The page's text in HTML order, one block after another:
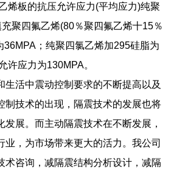
烯板的抗压允许应力(平均应力)纯聚
聚四氟乙烯(80％聚四氟乙烯十15％
36MPA；纯聚四氯乙烯加295硅脂为
许应力为130MPA。
生活中震动控制要求的不断提高以及
制技术的出现，隔震技术的发展也将
发展。而主动隔震技术在不断发展，
业，为市场带来更大的活力。我公司
术咨询，减隔震结构分析设计，减隔